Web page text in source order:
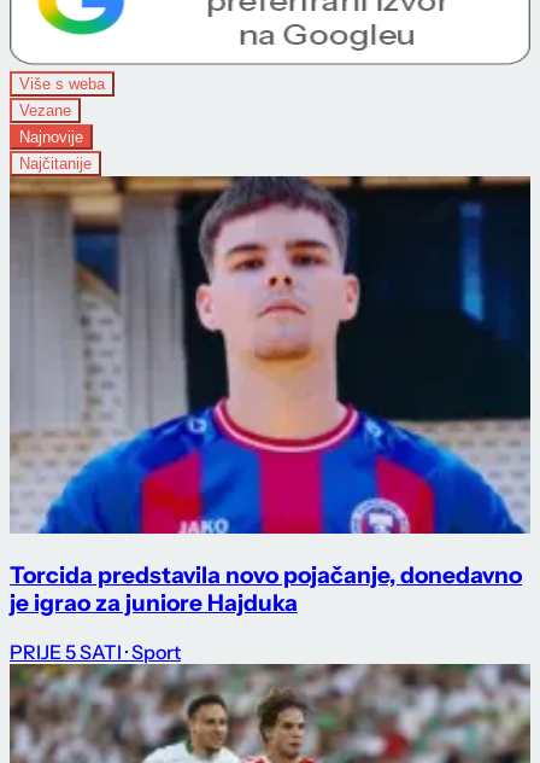
Više s weba
Vezane
Najnovije
Najčitanije
Torcida predstavila novo pojačanje, donedavno
je igrao za juniore Hajduka
PRIJE 5 SATI · Sport